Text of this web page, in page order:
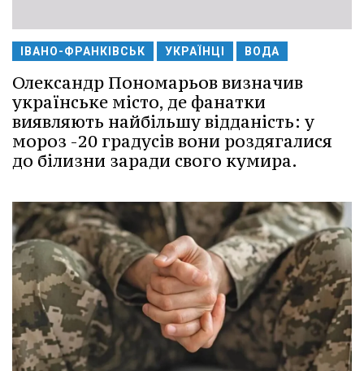
ІВАНО-ФРАНКІВСЬК УКРАЇНЦІ ВОДА
Олександр Пономарьов визначив
українське місто, де фанатки
виявляють найбільшу відданість: у
мороз -20 градусів вони роздягалися
до білизни заради свого кумира.